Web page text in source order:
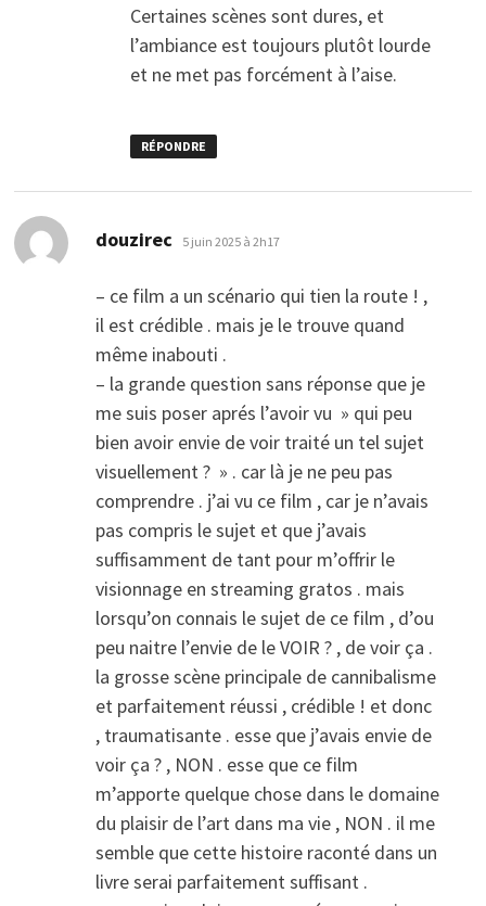
Certaines scènes sont dures, et
l’ambiance est toujours plutôt lourde
et ne met pas forcément à l’aise.
RÉPONDRE
douzirec dit :
5 juin 2025 à 2h17
– ce film a un scénario qui tien la route ! ,
il est crédible . mais je le trouve quand
même inabouti .
– la grande question sans réponse que je
me suis poser aprés l’avoir vu » qui peu
bien avoir envie de voir traité un tel sujet
visuellement ? » . car là je ne peu pas
comprendre . j’ai vu ce film , car je n’avais
pas compris le sujet et que j’avais
suffisamment de tant pour m’offrir le
visionnage en streaming gratos . mais
lorsqu’on connais le sujet de ce film , d’ou
peu naitre l’envie de le VOIR ? , de voir ça .
la grosse scène principale de cannibalisme
et parfaitement réussi , crédible ! et donc
, traumatisante . esse que j’avais envie de
voir ça ? , NON . esse que ce film
m’apporte quelque chose dans le domaine
du plaisir de l’art dans ma vie , NON . il me
semble que cette histoire raconté dans un
livre serai parfaitement suffisant .